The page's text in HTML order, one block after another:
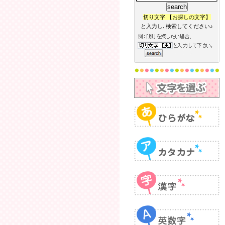
切り文字 【お探しの文字】
と入力し､検索してください♪